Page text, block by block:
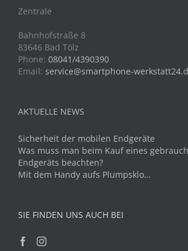
Zentrale
Bahnhofstraße 8
83646 Bad Tölz
Phone: 08041/4390390
Email: service@smartphone-
AKTUELLE NEWS
Sicherheit der mobilen Endgeräte
Was muss man beim Kauf eines
Endgeräts beachten?
Mit dem Handy aufs Plumpsklo…
SIE FINDEN UNS AUCH BEI